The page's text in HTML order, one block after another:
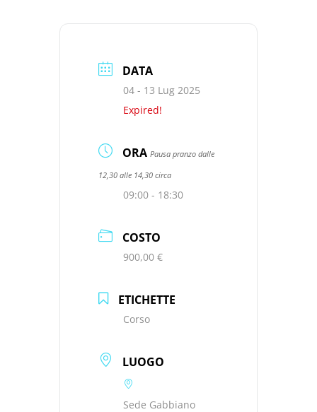
DATA
04 - 13 Lug 2025
Expired!
ORA Pausa pranzo dalle
12,30 alle 14,30 circa
09:00 - 18:30
COSTO
900,00 €
ETICHETTE
Corso
LUOGO
Sede Gabbiano